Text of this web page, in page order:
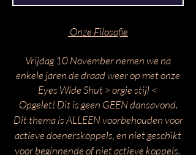
Onze Filosofie
Vrijdag 10 November nemen we na
enkele jaren de draad weer op met onze
Eyes Wide Shut > orgie stijl <
Opgelet! Dit is geen GEEN dansavond.
Dit thema is ALLEEN voorbehouden voor
actieve doenerskoppels, en niet geschikt
voor beginnende of niet actieve koppels.